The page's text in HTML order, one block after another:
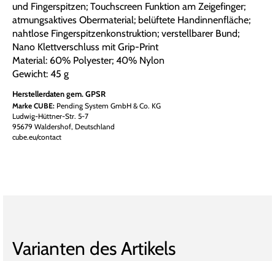
und Fingerspitzen; Touchscreen Funktion am Zeigefinger;
atmungsaktives Obermaterial; belüftete Handinnenfläche;
nahtlose Fingerspitzenkonstruktion; verstellbarer Bund;
Nano Klettverschluss mit Grip-Print
Material: 60% Polyester; 40% Nylon
Gewicht: 45 g
Herstellerdaten gem. GPSR
Marke CUBE: Pending System GmbH & Co. KG
Ludwig-Hüttner-Str. 5-7
95679 Waldershof, Deutschland
cube.eu/contact
Varianten des Artikels